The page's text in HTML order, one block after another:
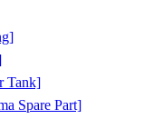
Tank]
Spare Part]